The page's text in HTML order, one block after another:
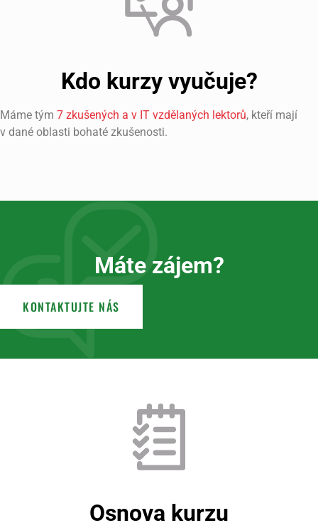
Kdo kurzy vyučuje?
Máme tým 7 zkušených a v IT vzdělaných lektorů, kteří mají
v dané oblasti bohaté zkušenosti.
Máte zájem?
KONTAKTUJTE NÁS
Osnova kurzu